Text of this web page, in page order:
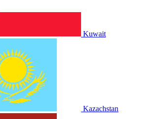
Kuwait
Kazachstan